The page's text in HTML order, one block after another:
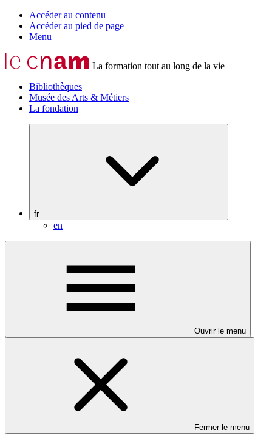
Accéder au contenu
Accéder au pied de page
Menu
La formation tout au long de la vie
Bibliothèques
Musée des Arts & Métiers
La fondation
fr
en
Ouvrir le menu
Fermer le menu